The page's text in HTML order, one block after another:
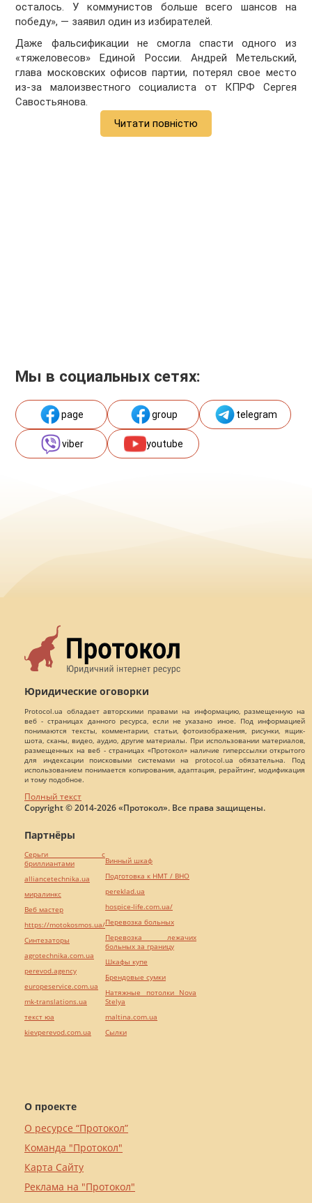
осталось. У коммунистов больше всего шансов на
победу», — заявил один из избирателей.
Даже фальсификации не смогла спасти одного из
«тяжеловесов» Единой России. Андрей Метельский,
глава московских офисов партии, потерял свое место
из-за малоизвестного социалиста от КПРФ Сергея
Савостьянова.
Читати повністю
Мы в социальных сетях:
page group telegram
viber youtube
Юридические оговорки
Protocol.ua обладает авторскими правами на информацию, размещенную на
веб - страницах данного ресурса, если не указано иное. Под информацией
понимаются тексты, комментарии, статьи, фотоизображения, рисунки, ящик-
шота, сканы, видео, аудио, другие материалы. При использовании материалов,
размещенных на веб - страницах «Протокол» наличие гиперссылки открытого
для индексации поисковыми системами на protocol.ua обязательна. Под
использованием понимается копирования, адаптация, рерайтинг, модификация
и тому подобное.
Полный текст
Copyright © 2014-2026 «Протокол». Все права защищены.
О проекте
О ресурсе “Протокол”
Команда "Протокол"
Карта Сайту
Реклама на "Протокол"
Партнёры
Серьги с
бриллиантами
alliancetechnika.ua
миралинкс
Веб мастер
https://motokosmos.ua/
Синтезаторы
agrotechnika.com.ua
perevod.agency
europeservice.com.ua
mk-translations.ua
текст юа
kievperevod.com.ua
Винный шкаф
Подготовка к НМТ / ВНО
pereklad.ua
hospice-life.com.ua/
Перевозка больных
Перевозка лежачих
больных за границу
Шкафы купе
Брендовые сумки
Натяжные потолки Nova
Stelya
maltina.com.ua
Cылки